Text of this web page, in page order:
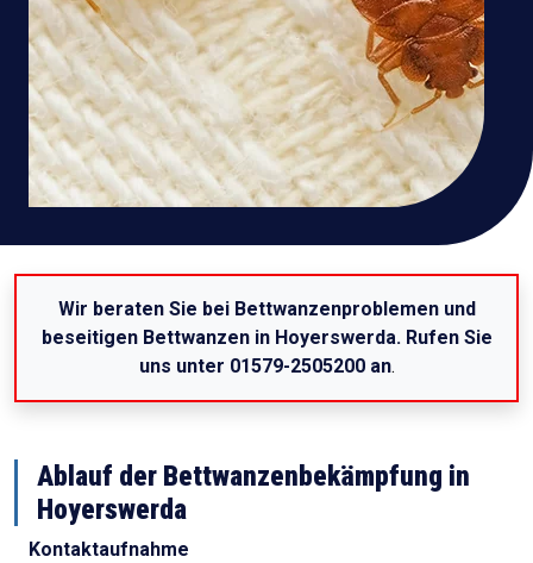
Wir beraten Sie bei Bettwanzenproblemen und
beseitigen Bettwanzen in Hoyerswerda. Rufen Sie
uns unter 01579-2505200 an.
Ablauf der Bettwanzenbekämpfung in
Hoyerswerda
Kontaktaufnahme